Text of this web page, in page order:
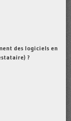
des logiciels en
?